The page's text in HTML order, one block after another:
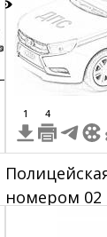
1 4
номером 02